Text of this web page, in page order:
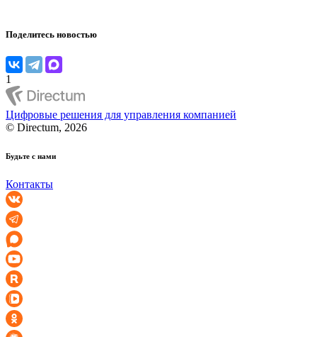
Поделитесь новостью
1
Цифровые решения для управления компанией
© Directum, 2026
Будьте с нами
Контакты